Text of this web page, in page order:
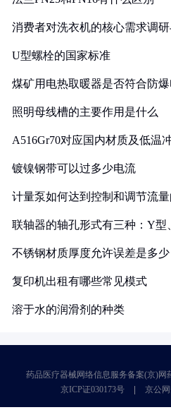
消费者对洗衣机的核心需求调
U型螺栓的国家标准
煤矿用电热取暖器是否符合防
照明母线槽的主要作用是什么
A516Gr70对应国内材质及低温
镀镍钢带可以过多少电流
计量泵如何达到控制和调节流
联轴器的轴孔形式有三种：Y型
不锈钢材质厚度允许误差是多少
复印机出租有哪些常见模式
溶于水的润滑剂的种类
药品医疗器械网络信息服务备案(京)网
京ICP证030173号
京公网